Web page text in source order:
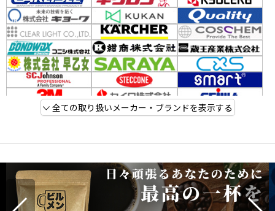
全ての取り扱いメーカー・ブランドを表示する